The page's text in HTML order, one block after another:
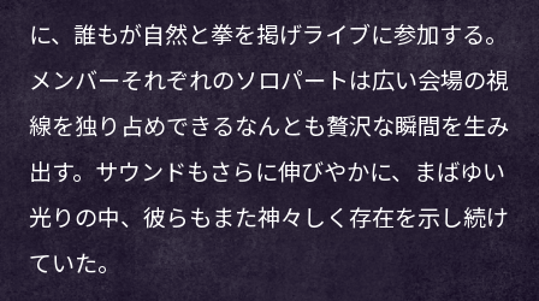
に、誰もが自然と拳を掲げライブに参加する。
メンバーそれぞれのソロパートは広い会場の視
線を独り占めできるなんとも贅沢な瞬間を生み
出す。サウンドもさらに伸びやかに、まばゆい
光りの中、彼らもまた神々しく存在を示し続け
ていた。